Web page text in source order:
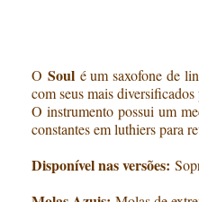
O Soulé um saxofone de
com seus mais diversificados
O instrumento possui um
constantes em luthiers para
Disponível nas versões: